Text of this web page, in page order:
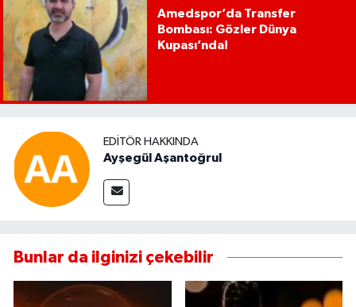
Amedspor’da Transfer
Bombası: Gözler Dünya
Kupası’nda!
EDITÖR HAKKINDA
Ayşegül Aşantoğrul
Bunlar da ilginizi çekebilir